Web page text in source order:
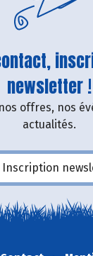
newsletter !
offres, nos
actualités.
Inscription